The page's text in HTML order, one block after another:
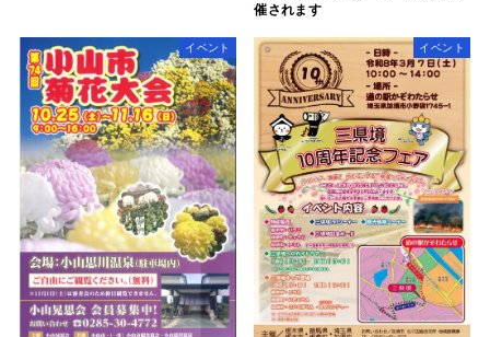
催されます
イベント イベント